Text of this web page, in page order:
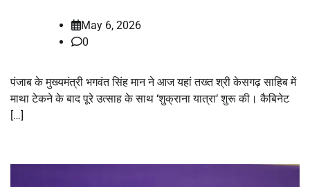
May 6, 2026
0
पंजाब के मुख्यमंत्री भगवंत सिंह मान ने आज यहां तख्त श्री केसगढ़ साहिब में
माथा टेकने के बाद पूरे उत्साह के साथ ‘शुक्राना यात्रा‘ शुरू की। कैबिनेट
[…]